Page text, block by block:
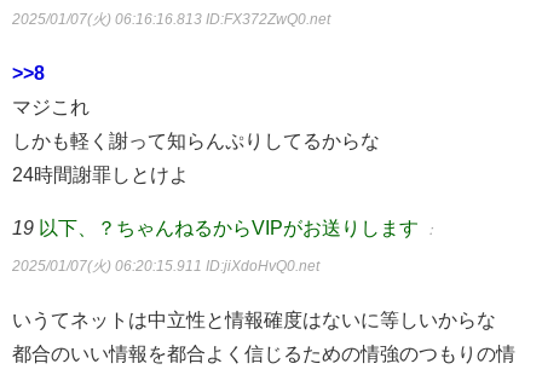
2025/01/07(火) 06:16:16.813 ID:FX372ZwQ0.net
>>8
マジこれ
しかも軽く謝って知らんぷりしてるからな
24時間謝罪しとけよ
19 以下、？ちゃんねるからVIPがお送りします ：
2025/01/07(火) 06:20:15.911 ID:jiXdoHvQ0.net
いうてネットは中立性と情報確度はないに等しいからな
都合のいい情報を都合よく信じるための情強のつもりの情